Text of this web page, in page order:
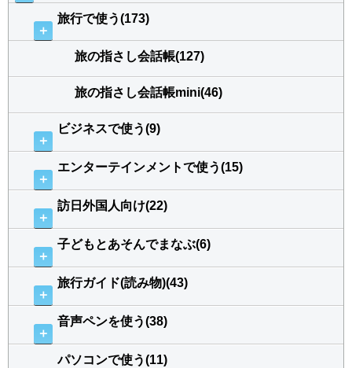
＋
旅行で使う(173)
旅の指さし会話帳(127)
旅の指さし会話帳mini(46)
＋
ビジネスで使う(9)
＋
エンターテインメントで使う(15)
＋
訪日外国人向け(22)
＋
子どもとあそんでまなぶ(6)
＋
旅行ガイド(読み物)(43)
＋
音声ペンを使う(38)
パソコンで使う(11)